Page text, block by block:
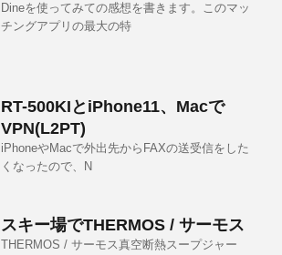
Dineを使ってみての感想を書きます。このマッ
チングアプリの最大の特
RT-500KIとiPhone11、Macで
VPN(L2PT)
iPhoneやMacで外出先からFAXの送受信をした
くなったので、N
スキー場でTHERMOS / サーモス
THERMOS / サーモス真空断熱スープジャー